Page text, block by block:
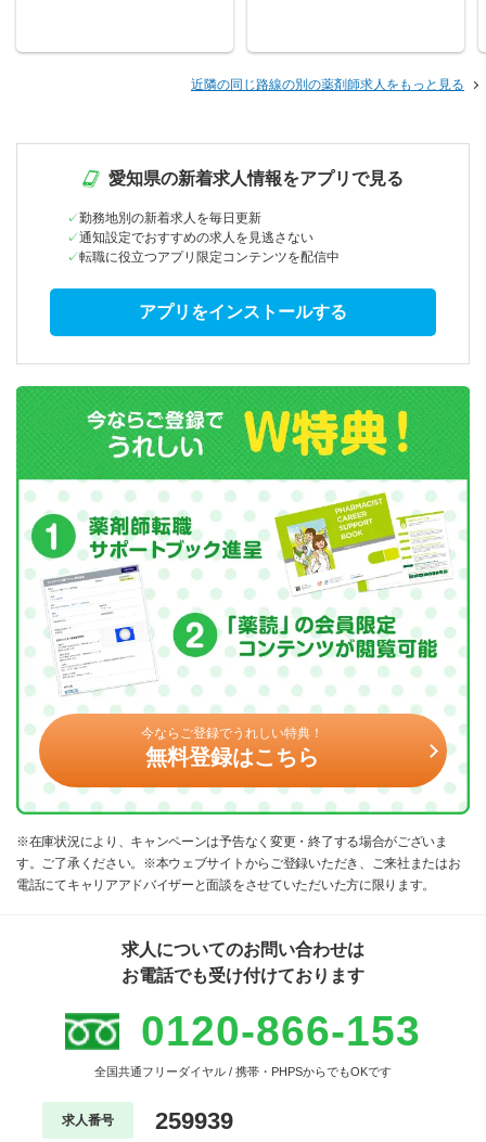
近隣の同じ路線の別の薬剤師求人をもっと見る
愛知県の新着求人情報をアプリで見る
勤務地別の新着求人を毎日更新
通知設定でおすすめの求人を見逃さない
転職に役立つアプリ限定コンテンツを配信中
アプリをインストールする
今ならご登録でうれしい特典！
無料登録はこちら
※在庫状況により、キャンペーンは予告なく変更・終了する場合がございま
す。ご了承ください。※本ウェブサイトからご登録いただき、ご来社またはお
電話にてキャリアアドバイザーと面談をさせていただいた方に限ります。
求人についてのお問い合わせは
お電話でも受け付けております
0120-866-153
全国共通フリーダイヤル / 携帯・PHPSからでもOKです
求人番号 259939